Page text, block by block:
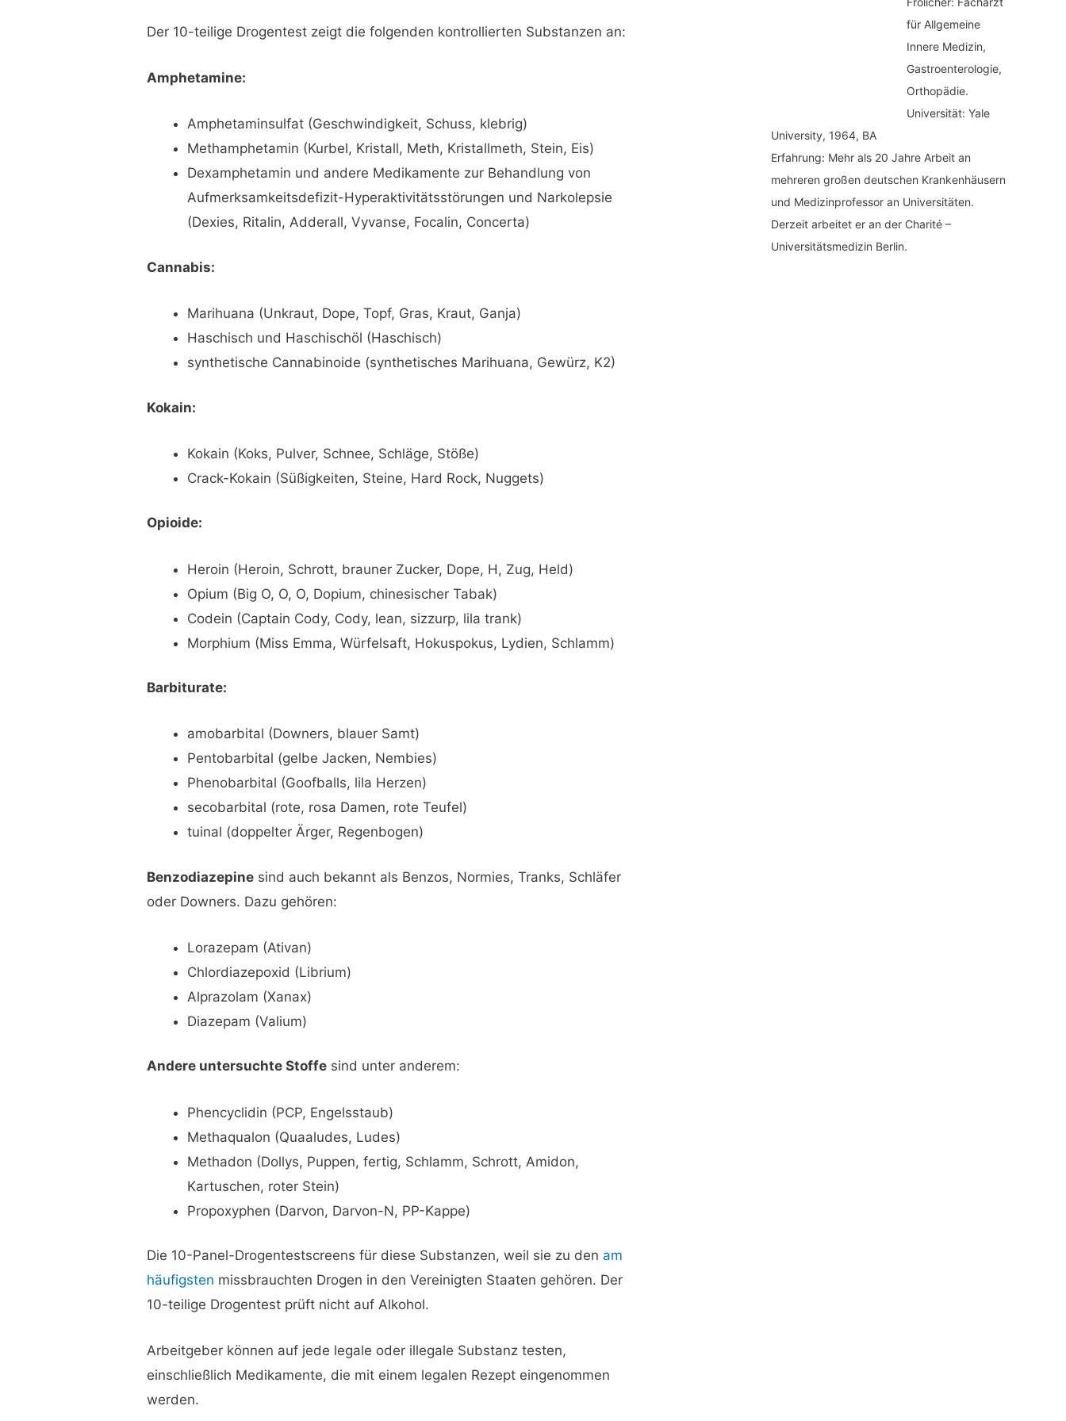
Der 10-teilige Drogentest zeigt die folgenden kontrollierten Substanzen an:
Amphetamine:
Amphetaminsulfat (Geschwindigkeit, Schuss, klebrig)
Methamphetamin (Kurbel, Kristall, Meth, Kristallmeth, Stein, Eis)
Dexamphetamin und andere Medikamente zur Behandlung von
Aufmerksamkeitsdefizit-Hyperaktivitätsstörungen und Narkolepsie
(Dexies, Ritalin, Adderall, Vyvanse, Focalin, Concerta)
Cannabis:
Marihuana (Unkraut, Dope, Topf, Gras, Kraut, Ganja)
Haschisch und Haschischöl (Haschisch)
synthetische Cannabinoide (synthetisches Marihuana, Gewürz, K2)
Kokain:
Kokain (Koks, Pulver, Schnee, Schläge, Stöße)
Crack-Kokain (Süßigkeiten, Steine, Hard Rock, Nuggets)
Opioide:
Heroin (Heroin, Schrott, brauner Zucker, Dope, H, Zug, Held)
Opium (Big O, O, O, Dopium, chinesischer Tabak)
Codein (Captain Cody, Cody, lean, sizzurp, lila trank)
Morphium (Miss Emma, Würfelsaft, Hokuspokus, Lydien, Schlamm)
Barbiturate:
amobarbital (Downers, blauer Samt)
Pentobarbital (gelbe Jacken, Nembies)
Phenobarbital (Goofballs, lila Herzen)
secobarbital (rote, rosa Damen, rote Teufel)
tuinal (doppelter Ärger, Regenbogen)
Benzodiazepine sind auch bekannt als Benzos, Normies, Tranks, Schläfer
oder Downers. Dazu gehören:
Lorazepam (Ativan)
Chlordiazepoxid (Librium)
Alprazolam (Xanax)
Diazepam (Valium)
Andere untersuchte Stoffe sind unter anderem:
Phencyclidin (PCP, Engelsstaub)
Methaqualon (Quaaludes, Ludes)
Methadon (Dollys, Puppen, fertig, Schlamm, Schrott, Amidon,
Kartuschen, roter Stein)
Propoxyphen (Darvon, Darvon-N, PP-Kappe)
Die 10-Panel-Drogentestscreens für diese Substanzen, weil sie zu den am
häufigsten missbrauchten Drogen in den Vereinigten Staaten gehören. Der
10-teilige Drogentest prüft nicht auf Alkohol.
Arbeitgeber können auf jede legale oder illegale Substanz testen,
einschließlich Medikamente, die mit einem legalen Rezept eingenommen
werden.
für Allgemeine
Innere Medizin,
Gastroenterologie,
Orthopädie.
Universität: Yale
University, 1964, BA
Erfahrung: Mehr als 20 Jahre Arbeit an
mehreren großen deutschen Krankenhäusern
und Medizinprofessor an Universitäten.
Derzeit arbeitet er an der Charité –
Universitätsmedizin Berlin.